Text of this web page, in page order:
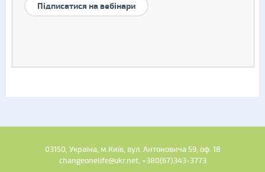
Підписатися на вебінари
03150, Україна, м.Київ, вул. Антоновича 59, оф. 18
changeonelife@ukr.net, +380(67)343-3773